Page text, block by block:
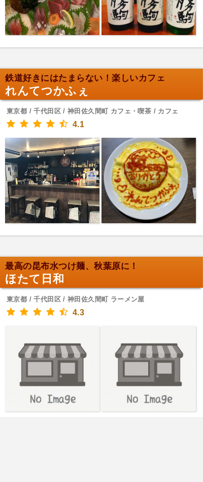
鉄道好きにはたまらない！楽しいカフェ
れんてつかふぇ
東京都 / 千代田区 / 神田佐久間町 カフェ・喫茶 / カフェ
4.1
最高の昆布水つけ麺、秋葉原に！
ほたて日和
東京都 / 千代田区 / 神田佐久間町 ラーメン屋
4.3